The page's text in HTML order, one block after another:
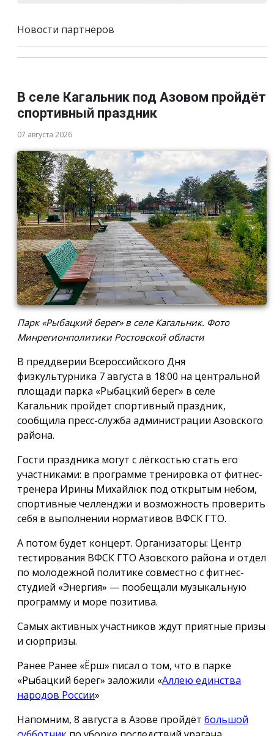
Новости партнёров
В селе Кагальник под Азовом пройдёт
спортивный праздник
07 августа 2026
Парк «Рыбацкий берег» в селе Кагальник. Фото
Минрегионполитики Ростовской области
В преддверии Всероссийского Дня
физкультурника 7 августа в 18:00 на центральной
площади парка «Рыбацкий берег» в селе
Кагальник пройдет спортивный праздник,
сообщила пресс-служба администрации Азовского
района.
Гости праздника могут с лёгкостью стать его
участниками: в программе тренировка от фитнес-
тренера Ирины Михайлюк под открытым небом,
спортивные челленджи и возможность проверить
себя в выполнении нормативов ВФСК ГТО.
А потом будет концерт. Организаторы: Центр
тестирования ВФСК ГТО Азовского района и отдел
по молодежной политике совместно с фитнес-
студией «Энергия» — пообещали музыкальную
программу и море позитива.
Самых активных участников ждут приятные призы
и сюрпризы.
Ранее Ранее «Ёрш» писал о том, что в парке
«Рыбацкий берег» заложили «Аллею единства
народов России»
Напомним, 8 августа в Азове пройдёт большой